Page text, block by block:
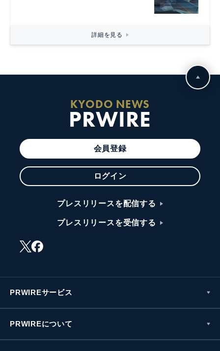
詳細を見る
KYODO NEWS
PRWIRE
会員登録
ログイン
プレスリリースを配信する
プレスリリースを受信する
PRWIREサービス
PRWIREについて